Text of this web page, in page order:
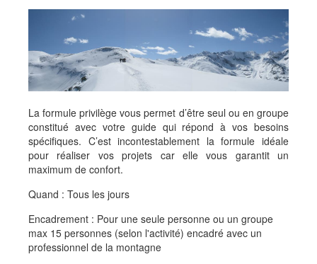
La formule privilège vous permet d’être seul ou en groupe
constitué avec votre guide qui répond à vos besoins
spécifiques. C’est incontestablement la formule idéale
pour réaliser vos projets car elle vous garantit un
maximum de confort.
Quand : Tous les jours
Encadrement : Pour une seule personne ou un groupe
max 15 personnes (selon l'activité) encadré avec un
professionnel de la montagne